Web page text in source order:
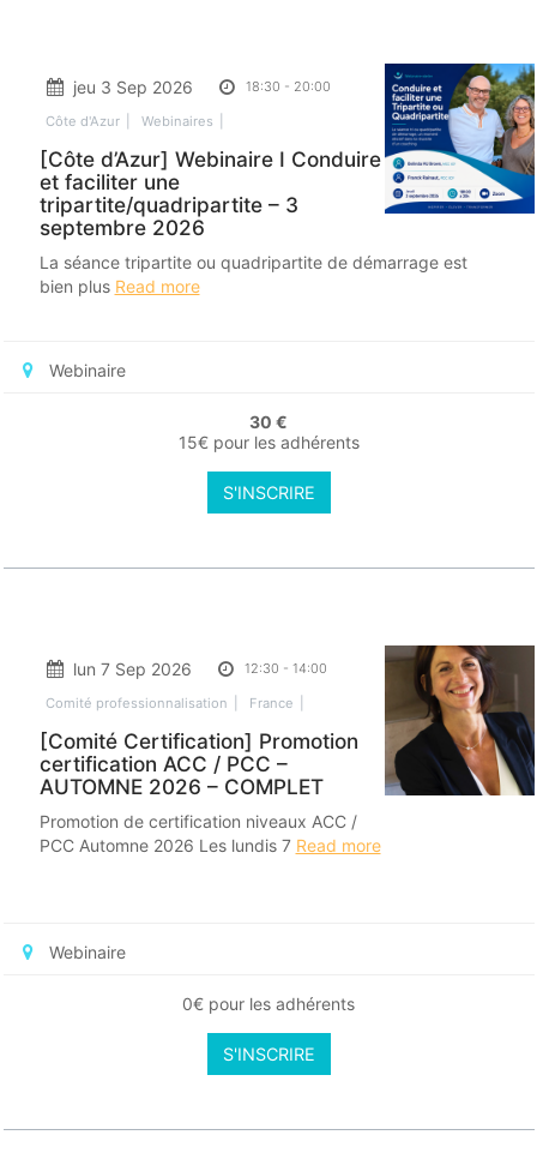
jeu 3 Sep 2026 18:30 - 20:00
Côte d'Azur Webinaires
[Côte d’Azur] Webinaire I Conduire
et faciliter une
tripartite/quadripartite – 3
septembre 2026
La séance tripartite ou quadripartite de démarrage est
bien plus Read more
Webinaire
30 €
15€ pour les adhérents
S'INSCRIRE
lun 7 Sep 2026 12:30 - 14:00
Comité professionnalisation France
[Comité Certification] Promotion
certification ACC / PCC –
AUTOMNE 2026 – COMPLET
Promotion de certification niveaux ACC /
PCC Automne 2026 Les lundis 7 Read more
Webinaire
0€ pour les adhérents
S'INSCRIRE